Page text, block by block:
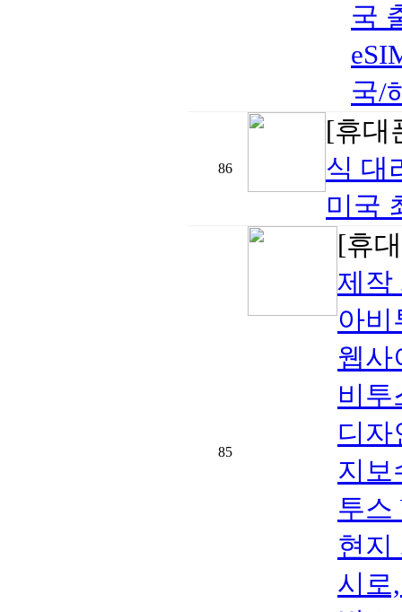
국
국/
86
[휴
식 대
미국
85
[휴
제작
아비
웹사
비투
디자
지보
투스
현지
시로